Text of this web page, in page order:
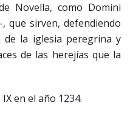
Novella, como Domini
que sirven, defendiendo
la iglesia peregrina y
de las herejías que la
en el año 1234.